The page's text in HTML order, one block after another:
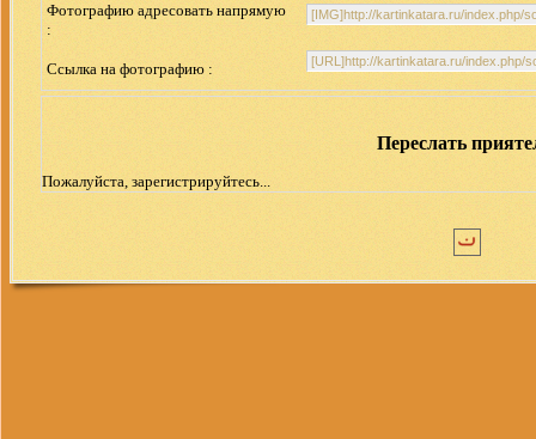
Фотографию адресовать напрямую
:
Ссылка на фотографию :
Переслать
Пожалуйста, зарегистрируйтесь...